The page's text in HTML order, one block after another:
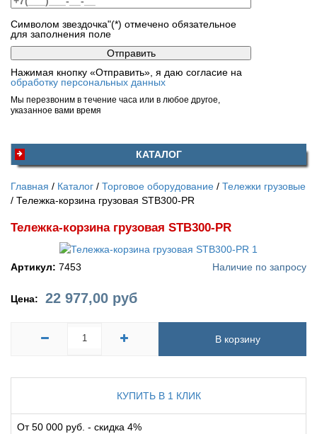
Символом звездочка"(*) отмечено обязательное
для заполнения поле
Нажимая кнопку «Отправить», я даю согласие на
обработку персональных данных
Мы перезвоним в течение часа или в любое другое,
указанное вами время
КАТАЛОГ
Главная Каталог Торговое оборудование
Тележки грузовые
Тележка-корзина грузовая STB300-PR
Тележка-корзина грузовая STB300-PR
Артикул: 7453 Наличие по запросу
Цена: 22 977,00 руб
В корзину
КУПИТЬ В 1 КЛИК
От 50 000 руб. - скидка 4%